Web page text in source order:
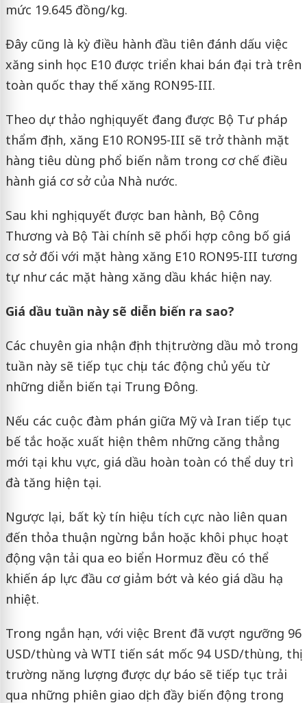
mức 19.645 đồng/kg.
Đây cũng là kỳ điều hành đầu tiên đánh dấu việc
xăng sinh học E10 được triển khai bán đại trà trên
toàn quốc thay thế xăng RON95-III.
Theo dự thảo nghị quyết đang được Bộ Tư pháp
thẩm định, xăng E10 RON95-III sẽ trở thành mặt
hàng tiêu dùng phổ biến nằm trong cơ chế điều
hành giá cơ sở của Nhà nước.
Sau khi nghị quyết được ban hành, Bộ Công
Thương và Bộ Tài chính sẽ phối hợp công bố giá
cơ sở đối với mặt hàng xăng E10 RON95-III tương
tự như các mặt hàng xăng dầu khác hiện nay.
Giá dầu tuần này sẽ diễn biến ra sao?
Các chuyên gia nhận định thị trường dầu mỏ trong
tuần này sẽ tiếp tục chịu tác động chủ yếu từ
những diễn biến tại Trung Đông.
Nếu các cuộc đàm phán giữa Mỹ và Iran tiếp tục
bế tắc hoặc xuất hiện thêm những căng thẳng
mới tại khu vực, giá dầu hoàn toàn có thể duy trì
đà tăng hiện tại.
Ngược lại, bất kỳ tín hiệu tích cực nào liên quan
đến thỏa thuận ngừng bắn hoặc khôi phục hoạt
động vận tải qua eo biển Hormuz đều có thể
khiến áp lực đầu cơ giảm bớt và kéo giá dầu hạ
nhiệt.
Trong ngắn hạn, với việc Brent đã vượt ngưỡng 96
USD/thùng và WTI tiến sát mốc 94 USD/thùng, thị
trường năng lượng được dự báo sẽ tiếp tục trải
qua những phiên giao dịch đầy biến động trong